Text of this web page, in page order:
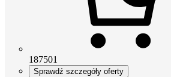
187501
Sprawdź szczegóły oferty